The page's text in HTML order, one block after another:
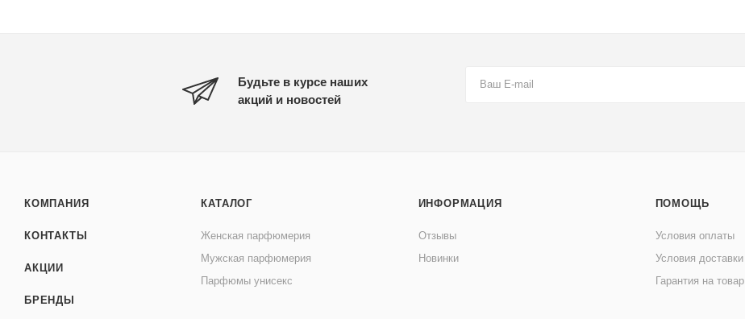
Будьте в курсе наших
акций и новостей
КОМПАНИЯ
КОНТАКТЫ
АКЦИИ
БРЕНДЫ
КАТАЛОГ
Женская парфюмерия
Мужская парфюмерия
Парфюмы унисекс
ИНФОРМАЦИЯ
Отзывы
Новинки
ПОМОЩЬ
Условия оплаты
Условия доставки
Гарантия на товар